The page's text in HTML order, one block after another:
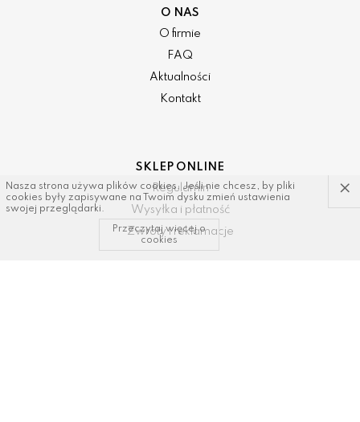
O NAS
O firmie
FAQ
Aktualności
Kontakt
SKLEP ONLINE
Regulamin
Wysyłka i płatność
Zwroty i reklamacje
Nasza strona używa plików cookies. Jeśli nie chcesz, by pliki
cookies były zapisywane na Twoim dysku zmień ustawienia
swojej przeglądarki.
×
Przeczytaj więcej o
cookies